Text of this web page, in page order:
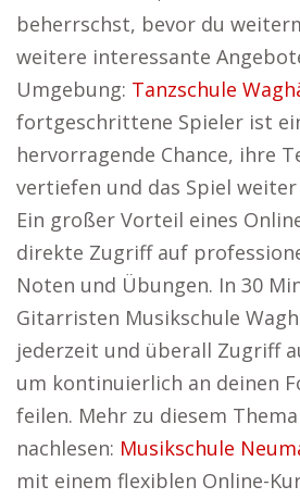
beherrschst, bevor du
weitere interessante
Umgebung: Tanzschule
fortgeschrittene Spieler ist
hervorragende Chance, ihre
vertiefen und das Spiel
Ein großer Vorteil eines
direkte Zugriff auf
Noten und Übungen. In 30
Gitarristen Musikschule
jederzeit und überall Zugriff
um kontinuierlich an deinen
feilen. Mehr zu diesem
nachlesen: Musikschule
mit einem flexiblen Online-